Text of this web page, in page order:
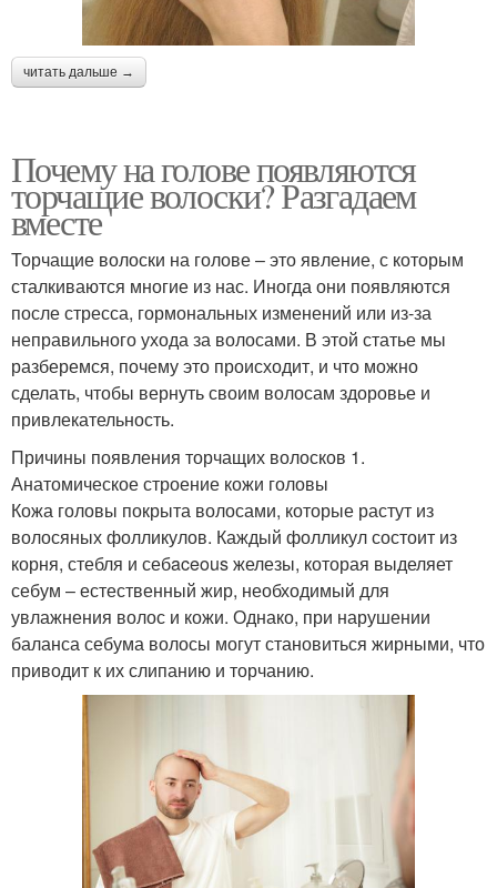
читать дальше →
Почему на голове появляются
торчащие волоски? Разгадаем
вместе
Торчащие волоски на голове – это явление, с которым
сталкиваются многие из нас. Иногда они появляются
после стресса, гормональных изменений или из-за
неправильного ухода за волосами. В этой статье мы
разберемся, почему это происходит, и что можно
сделать, чтобы вернуть своим волосам здоровье и
привлекательность.
Причины появления торчащих волосков 1.
Анатомическое строение кожи головы
Кожа головы покрыта волосами, которые растут из
волосяных фолликулов. Каждый фолликул состоит из
корня, стебля и себaceous железы, которая выделяет
себум – естественный жир, необходимый для
увлажнения волос и кожи. Однако, при нарушении
баланса себума волосы могут становиться жирными, что
приводит к их слипанию и торчанию.